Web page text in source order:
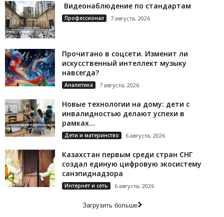
Видеонаблюдение по стандартам
Профессионал 7 августа, 2026
Прочитано в соцсети. Изменит ли
искусственный интеллект музыку
навсегда?
Аналитика 7 августа, 2026
Новые технологии на дому: дети с
инвалидностью делают успехи в
рамках...
Дети и материнство 6 августа, 2026
Казахстан первым среди стран СНГ
создал единую цифровую экосистему
санэпиднадзора
Интернет и сеть 6 августа, 2026
Загрузить больше